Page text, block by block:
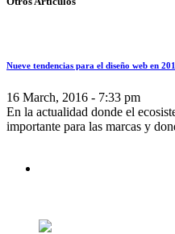
Nueve tendencias para el diseño web en
16 March, 2016 - 7:33 pm
En la actualidad donde el
importante para las marcas y